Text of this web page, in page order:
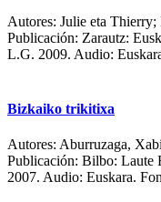
Autores: Julie eta
Publicación: Zarautz:
L.G. 2009. Audio:
Bizkaiko trikitixa
Autores: Aburruzaga, Xabi
Publicación: Bilbo: Laute
2007. Audio: Euskara.